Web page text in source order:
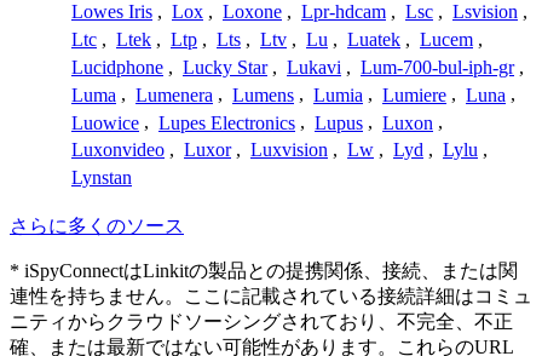
Lowes Iris , Lox , Loxone , Lpr-hdcam , Lsc , Lsvision ,
Ltc , Ltek , Ltp , Lts , Ltv , Lu , Luatek , Lucem ,
Lucidphone , Lucky Star , Lukavi , Lum-700-bul-iph-gr ,
Luma , Lumenera , Lumens , Lumia , Lumiere , Luna ,
Luowice , Lupes Electronics , Lupus , Luxon ,
Luxonvideo , Luxor , Luxvision , Lw , Lyd , Lylu ,
Lynstan
さらに多くのソース
* iSpyConnectはLinkitの製品との提携関係、接続、または関
連性を持ちません。ここに記載されている接続詳細はコミュ
ニティからクラウドソーシングされており、不完全、不正
確、または最新ではない可能性があります。これらのURL